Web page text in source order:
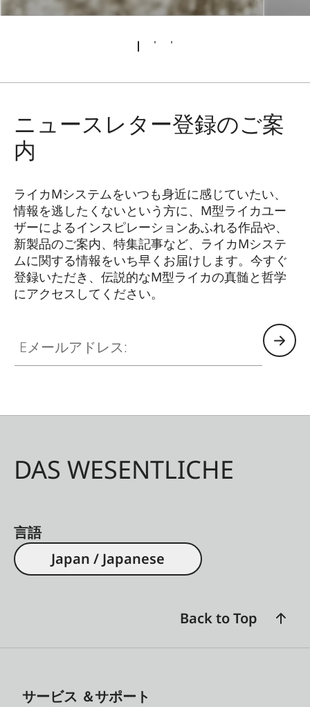
ニュースレター登録のご案
内
ライカMシステムをいつも身近に感じていたい、
情報を逃したくないという方に、M型ライカユー
ザーによるインスピレーションあふれる作品や、
新製品のご案内、特集記事など、ライカMシステ
ムに関する情報をいち早くお届けします。今すぐ
登録いただき、伝説的なM型ライカの真髄と哲学
にアクセスしてください。
DAS WESENTLICHE
言語
Japan / Japanese
Back to Top
サービス ＆サポート